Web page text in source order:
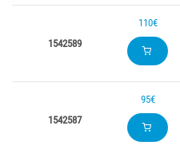
1542589
110€
1542587
95€